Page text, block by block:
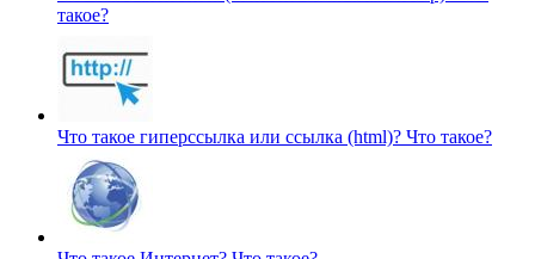
такое?
Что такое гиперссылка или ссылка (html)? Что такое?